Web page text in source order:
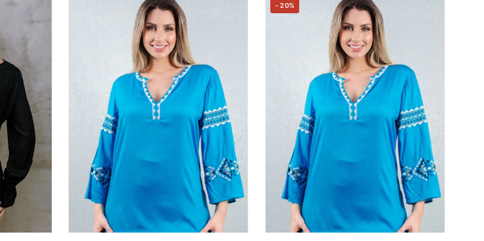
- 20%